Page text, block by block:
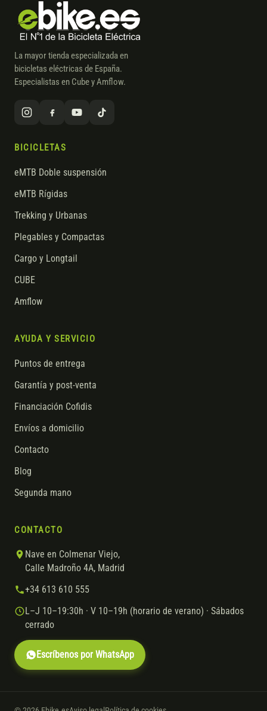
La mayor tienda especializada en
bicicletas eléctricas de España.
Especialistas en Cube y Amflow.
BICICLETAS
eMTB Doble suspensión
eMTB Rígidas
Trekking y Urbanas
Plegables y Compactas
Cargo y Longtail
CUBE
Amflow
AYUDA Y SERVICIO
Puntos de entrega
Garantía y post-venta
Financiación Cofidis
Envíos a domicilio
Contacto
Blog
Segunda mano
CONTACTO
Nave en Colmenar Viejo,
Calle Madroño 4A, Madrid
+34 613 610 555
L–J 10–19:30h · V 10–19h (horario de verano) · Sábados
cerrado
Escríbenos por WhatsApp